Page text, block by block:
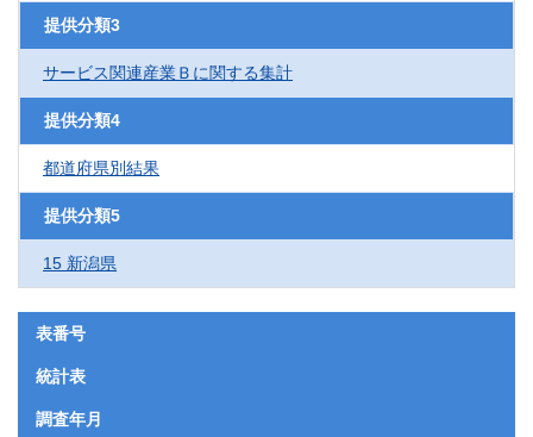
提供分類3
サービス関連産業Ｂに関する集計
提供分類4
都道府県別結果
提供分類5
15 新潟県
表番号
統計表
調査年月